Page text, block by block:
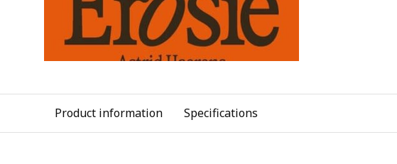
Product information Specifications